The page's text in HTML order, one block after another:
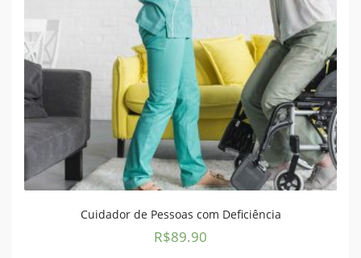
Cuidador de Pessoas com Deficiência
R$89.90